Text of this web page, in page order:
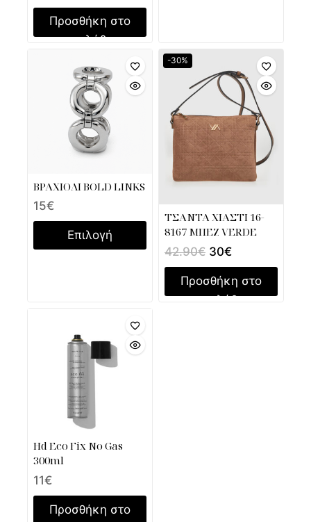
Προσθήκη στο
καλάθι
ΒΡΑΧΙΟΛΙ BOLD LINKS
15€
Επιλογή
-30%
ΤΣΑΝΤΑ ΧΙΑΣΤΙ 16-
8167 ΜΠΕΖ VERDE
42.90€ 30€
Προσθήκη στο
καλάθι
Hd Eco Fix No Gas
300ml
11€
Προσθήκη στο